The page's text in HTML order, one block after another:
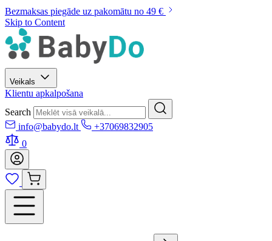
Bezmaksas piegāde uz pakomātu no 49 €
Skip to Content
Veikals
Klientu apkalpošana
Search
info@babydo.lt
+37069832905
0